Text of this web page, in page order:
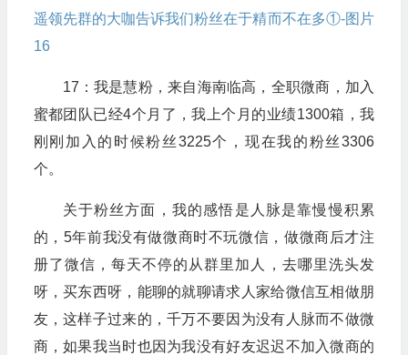
17：我是慧粉，来自海南临高，全职微商，加入
蜜都团队已经4个月了，我上个月的业绩1300箱，我
刚刚加入的时候粉丝3225个，现在我的粉丝3306
个。
关于粉丝方面，我的感悟是人脉是靠慢慢积累
的，5年前我没有做微商时不玩微信，做微商后才注
册了微信，每天不停的从群里加人，去哪里洗头发
呀，买东西呀，能聊的就聊请求人家给微信互相做朋
友，这样子过来的，千万不要因为没有人脉而不做微
商，如果我当时也因为我没有好友迟迟不加入微商的